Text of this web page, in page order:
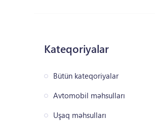
Kateqoriyalar
Bütün kateqoriyalar
Avtomobil məhsulları
Uşaq məhsulları